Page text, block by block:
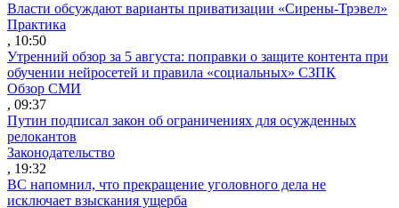
Власти обсуждают варианты приватизации «Сирены-Трэвел»
Практика
, 10:50
Утренний обзор за 5 августа: поправки о защите контента при
обучении нейросетей и правила «социальных» СЗПК
Обзор СМИ
, 09:37
Путин подписал закон об ограничениях для осужденных
релокантов
Законодательство
, 19:32
ВС напомнил, что прекращение уголовного дела не
исключает взыскания ущерба